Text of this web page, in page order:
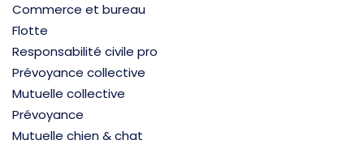
Commerce et bureau
Flotte
Responsabilité civile pro
Prévoyance collective
Mutuelle collective
Prévoyance
Mutuelle chien & chat